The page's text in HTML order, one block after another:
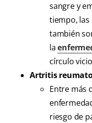
sangre y
tiempo, las
también
la
círculo
Artritis
Entre más
riesgo de